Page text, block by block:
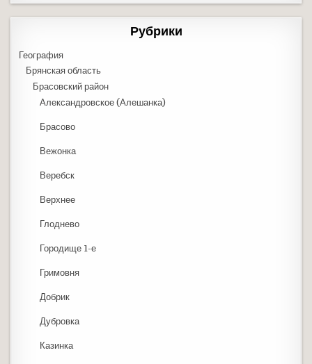
Рубрики
География
Брянская область
Брасовский район
Александровское (Алешанка)
Брасово
Вежонка
Веребск
Верхнее
Глоднево
Городище 1-е
Гримовня
Добрик
Дубровка
Казинка